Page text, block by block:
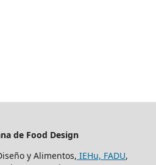
de Food Design
y Alimentos, IEHu, FADU,